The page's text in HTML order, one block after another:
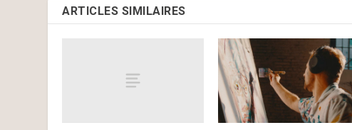
ARTICLES SIMILAIRES